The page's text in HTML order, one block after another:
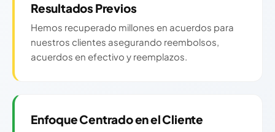
Resultados Previos
Hemos recuperado millones en acuerdos para
nuestros clientes asegurando reembolsos,
acuerdos en efectivo y reemplazos.
Enfoque Centrado en el Cliente